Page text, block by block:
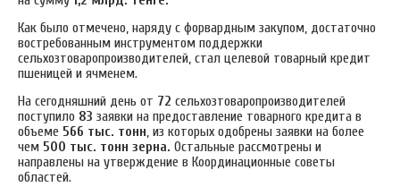
Как было отмечено, наряду с форвардным закупом, достаточно
востребованным инструментом поддержки
сельхозтоваропроизводителей, стал целевой товарный кредит
пшеницей и ячменем.
На сегодняшний день от 72 сельхозтоваропроизводителей
поступило 83 заявки на предоставление товарного кредита в
объеме 566 тыс. тонн, из которых одобрены заявки на более
чем 500 тыс. тонн зерна. Остальные рассмотрены и
направлены на утверждение в Координационные советы
областей.